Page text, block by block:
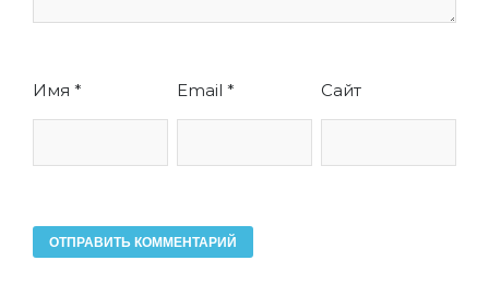
Имя * Email * Сайт